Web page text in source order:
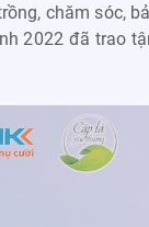
chăm sóc,
2022 đã trao